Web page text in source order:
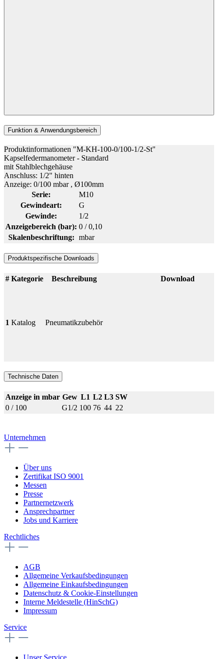
Funktion & Anwendungsbereich
Produktinformationen "M-KH-100-0/100-1/2-St"
Kapselfedermanometer - Standard
mit Stahlblechgehäuse
Anschluss: 1/2" hinten
Anzeige: 0/100 mbar , Ø100mm
Serie:
M10
Gewindeart:
G
Gewinde:
1/2
Anzeigebereich (bar): 0 / 0,10
Skalenbeschriftung: mbar
Produktspezifische Downloads
# Kategorie Beschreibung Download
1 Katalog Pneumatikzubehör
Technische Daten
Anzeige in mbar Gew L1 L2 L3 SW
0 / 100
G1/2 100 76 44 22
Unternehmen
Über uns
Zertifikat ISO 9001
Messen
Presse
Partnernetzwerk
Ansprechpartner
Jobs und Karriere
Rechtliches
AGB
Allgemeine Verkaufsbedingungen
Allgemeine Einkaufsbedingungen
Datenschutz & Cookie-Einstellungen
Interne Meldestelle (HinSchG)
Impressum
Service
Unser Service